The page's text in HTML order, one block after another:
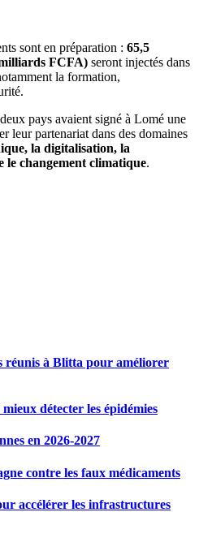
sont en préparation : 65,5
FCFA) seront injectés dans
la formation,
pays avaient signé à Lomé une
leur partenariat dans des domaines
la digitalisation, la
le changement climatique.
réunis à Blitta pour améliorer
détecter les épidémies
en 2026-2027
contre les faux médicaments
accélérer les infrastructures